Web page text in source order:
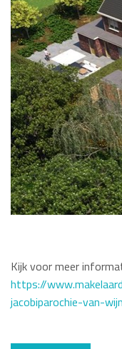
Kijk voor meer
https://
jacobiparochie-van-